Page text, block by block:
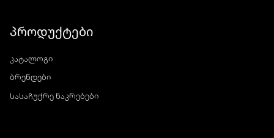
პროდუქტები
კატალოგი
ბრენდები
სასაჩუქრე ნაკრებები